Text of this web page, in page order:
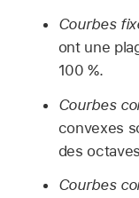
Courbes
ont une
100 %.
Courbes
convexes
des
Courbes